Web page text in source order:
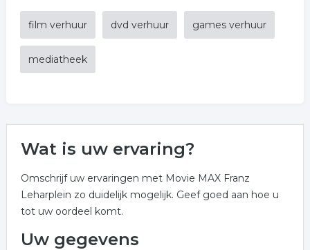
film verhuur dvd verhuur games verhuur
mediatheek
Wat is uw ervaring?
Omschrijf uw ervaringen met Movie MAX Franz
Leharplein zo duidelijk mogelijk. Geef goed aan hoe u
tot uw oordeel komt.
Uw gegevens